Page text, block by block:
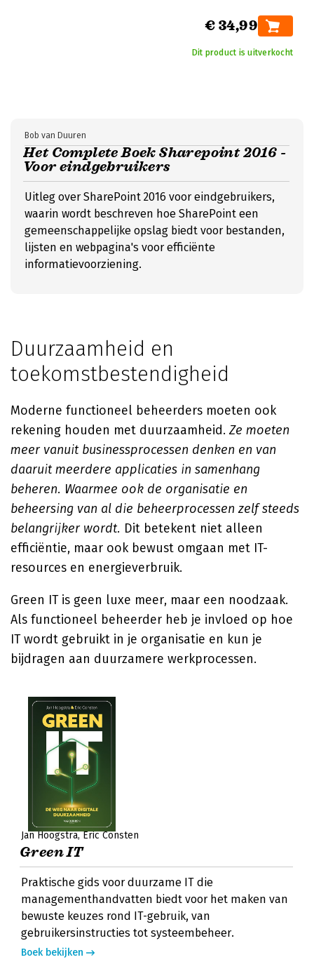
€ 34,99
Dit product is uitverkocht
Het Complete Boek Sharepoint 2016 -
Voor eindgebruikers
Bob van Duuren
Uitleg over SharePoint 2016 voor eindgebruikers,
waarin wordt beschreven hoe SharePoint een
gemeenschappelijke opslag biedt voor bestanden,
lijsten en webpagina's voor efficiënte
informatievoorziening.
Duurzaamheid en
toekomstbestendigheid
Moderne functioneel beheerders moeten ook
rekening houden met duurzaamheid. Ze moeten
meer vanuit businessprocessen denken en van
daaruit meerdere applicaties in samenhang
beheren. Waarmee ook de organisatie en
beheersing van al die beheerprocessen zelf steeds
belangrijker wordt. Dit betekent niet alleen
efficiëntie, maar ook bewust omgaan met IT-
resources en energieverbruik.
Green IT is geen luxe meer, maar een noodzaak.
Als functioneel beheerder heb je invloed op hoe
IT wordt gebruikt in je organisatie en kun je
bijdragen aan duurzamere werkprocessen.
Jan Hoogstra Eric Consten
Green IT
Praktische gids voor duurzame IT die
managementhandvatten biedt voor het maken van
bewuste keuzes rond IT-gebruik, van
gebruikersinstructies tot systeembeheer.
Boek bekijken